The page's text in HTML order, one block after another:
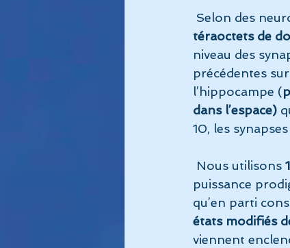
Selon des
téraoctets de
niveau des
précédentes
l’hippocampe (
dans l’espace)
10, les
Nous utilisons
puissance
qu’en parti
états modifiés
viennent